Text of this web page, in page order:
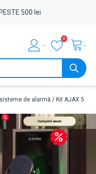
500 lei
0
de alarmă / Kit AJAX 5